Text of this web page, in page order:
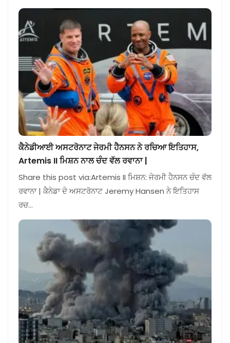
ਕੈਨੇਡੀਆਈ ਅਸਟਰੋਨਾਟ ਜੇਰਮੀ ਹੈਨਸਨ ਨੇ ਰਚਿਆ ਇਤਿਹਾਸ,
Artemis II ਮਿਸ਼ਨ ਨਾਲ ਚੰਦ ਵੱਲ ਰਵਾਨਾ |
Share this post via:Artemis II ਮਿਸ਼ਨ: ਜੇਰਮੀ ਹੈਨਸਨ ਚੰਦ ਵੱਲ
ਰਵਾਨਾ | ਕੈਨੇਡਾ ਦੇ ਅਸਟਰੋਨਾਟ Jeremy Hansen ਨੇ ਇਤਿਹਾਸ
ਰਚ…